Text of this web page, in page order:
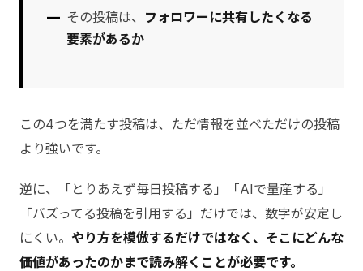
その投稿は、 フォロワーに共有したくなる
要素があるか
この4つを満たす投稿は、ただ情報を並べただけの投稿
より強いです。
逆に、「とりあえず毎日投稿する」「AIで量産する」
「バズってる投稿を引用する」だけでは、数字が安定し
にくい。 やり方を模倣するだけではなく、そこにどんな
価値があったのかまで読み解くことが必要です。